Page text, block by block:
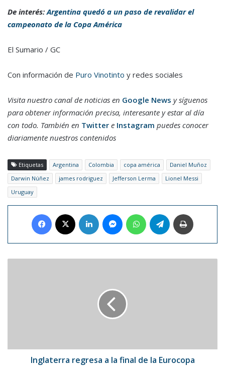
De interés:Argentina quedó a un paso de revalidar el
campeonato de la Copa América
El Sumario / GC
Con información de Puro Vinotinto y redes sociales
Visita nuestro canal de noticias en Google News y síguenos
para obtener información precisa, interesante y estar al día
con todo. También en Twitter e Instagram puedes conocer
diariamente nuestros contenidos
Etiquetas Argentina Colombia copa américa
Daniel Muñoz
Darwin Núñez
james rodriguez Jefferson Lerma
Lionel Messi
Uruguay
Facebook LinkedIn MessengerWhatsAppTelegram
Inglaterra regresa a la final de la Eurocopa